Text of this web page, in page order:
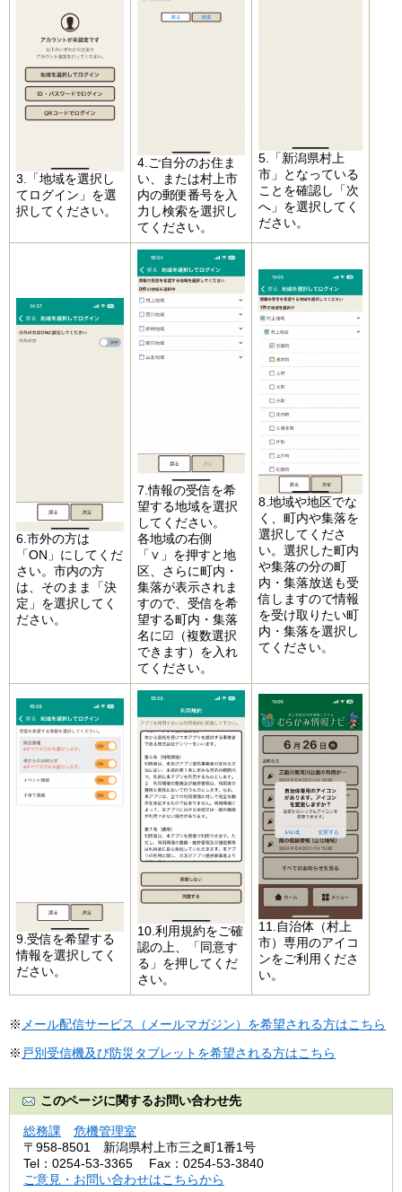
​3.「地域を選択し
てログイン」を選
択してください。
​4.ご自分のお住ま
い、または村上市
内の郵便番号を入
力し検索を選択し
てください。
5.「新潟県村上
市」となっている
ことを確認し「次
へ」を選択してく
ださい。
6.市外の方は
「ON」にしてくだ
さい。市内の方
は、そのまま「決
定」を選択してく
ださい。
7.情報の受信を希
望する地域を選択
してください。
各地域の右側
「∨」を押すと地
区、さらに町内・
集落が表示されま
すので、受信を希
望する町内・集落
名に☑（複数選択
できます）を入れ
てください。
8.地域や地区でな
く、町内や集落を
選択してくださ
い。選択した町内
や集落の分の町
内・集落放送も受
信しますので情報
を受け取りたい町
内・集落を選択し
てください。
​9.受信を希望する
情報を選択してく
ださい。
​10.利用規約をご確
認の上、「同意す
る」を押してくだ
さい。
​11.自治体（村上
市）専用のアイコ
ンをご利用くださ
い。
​※ メール配信サービス（メールマガジン）を希望される方はこちら
※ 戸別受信機及び防災タブレットを希望される方はこちら
このページに関するお問い合わせ先
総務課
危機管理室
〒958-8501
新潟県村上市三之町1番1号
Tel：0254-53-3365
Fax：0254-53-3840
ご意見・お問い合わせはこちらから